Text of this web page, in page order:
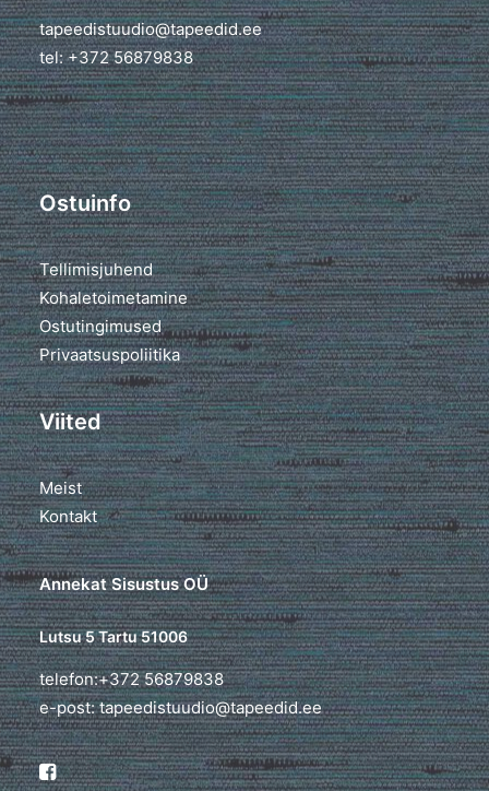
tapeedistuudio@tapeedid.ee
tel: +372 56879838
Ostuinfo
Tellimisjuhend
Kohaletoimetamine
Ostutingimused
Privaatsuspoliitika
Viited
Meist
Kontakt
Annekat Sisustus OÜ
Lutsu 5 Tartu 51006
telefon:+372 56879838
e-post: tapeedistuudio@tapeedid.ee